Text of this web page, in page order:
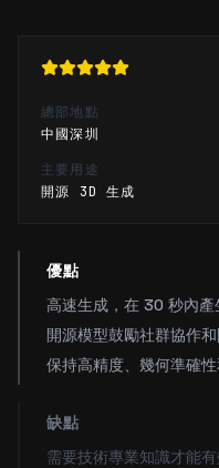
總部地點
中國深圳
主要用途
開源 3D 生成
優點
高速生成，在 30 秒內產
開源模型鼓勵社群協作
保持高精度、幾何準確
缺點
需要技術專業知識才能